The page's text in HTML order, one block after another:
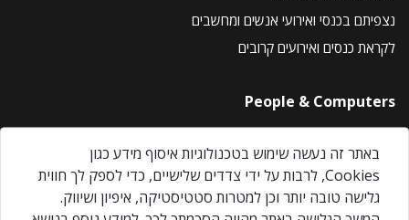
נצפיתם בכנסי ואירועי אנשים ומחשבים
לקראת כנסים ואירועים קרובים
People & Computers
About Us
Privacy Policy
Contact Us
Our Events
באתר זה נעשה שימוש בטכנולוגיות איסוף מידע כגון
Cookies, לרבות על ידי צדדים שלישיים, כדי לספק לך חווית
גלישה טובה יותר וכן למטרות סטטיסטיקה, איפיון ושיווק.